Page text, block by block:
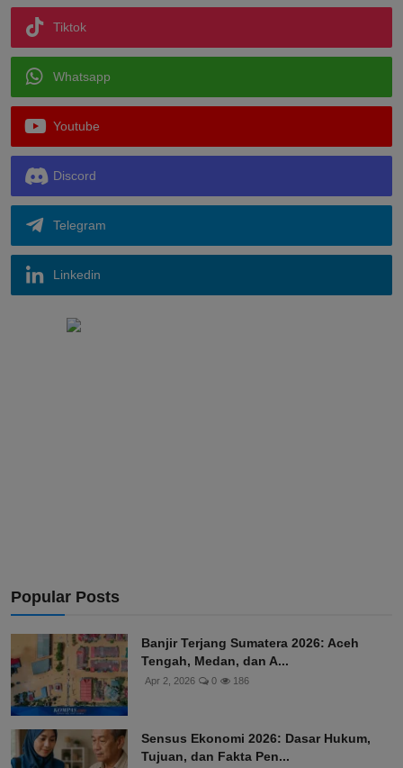
Tiktok
Whatsapp
Youtube
Discord
Telegram
Linkedin
Popular Posts
Banjir Terjang Sumatera 2026: Aceh
Tengah, Medan, dan A...
Apr 2, 2026 0 186
Sensus Ekonomi 2026: Dasar Hukum,
Tujuan, dan Fakta Pen...